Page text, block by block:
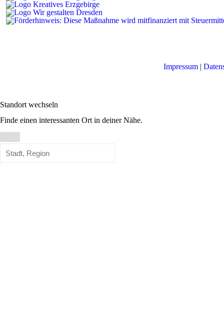
Impressum |
Standort wechseln
Finde einen interessanten Ort in deiner Nähe.
wechseln